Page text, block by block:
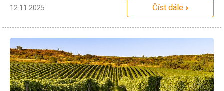
12.11.2025 Číst dále